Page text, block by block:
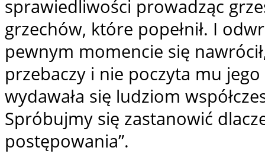
sprawiedliwości prowadząc
grzechów, które popełnił. I
pewnym momencie się
przebaczy i nie poczyta mu
wydawała się ludziom
Spróbujmy się zastanowić
postępowania”.